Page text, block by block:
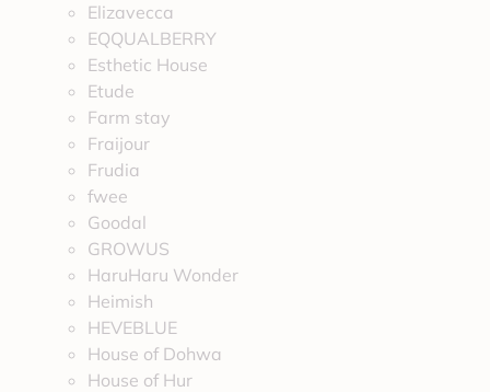
Elizavecca
EQQUALBERRY
Esthetic House
Etude
Farm stay
Fraijour
Frudia
fwee
Goodal
GROWUS
HaruHaru Wonder
Heimish
HEVEBLUE
House of Dohwa
House of Hur